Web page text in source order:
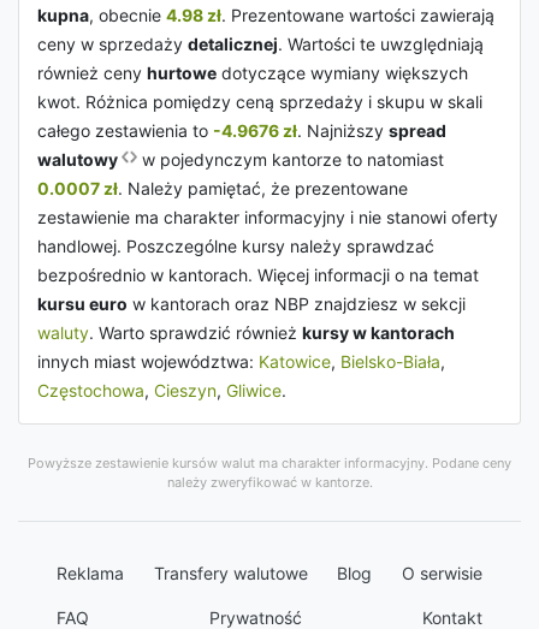
kupna, obecnie 4.98 zł. Prezentowane wartości zawierają
ceny w sprzedaży detalicznej. Wartości te uwzględniają
również ceny hurtowe dotyczące wymiany większych
kwot. Różnica pomiędzy ceną sprzedaży i skupu w skali
całego zestawienia to -4.9676 zł. Najniższy spread
walutowy
w pojedynczym kantorze to natomiast
0.0007 zł. Należy pamiętać, że prezentowane
zestawienie ma charakter informacyjny i nie stanowi oferty
handlowej. Poszczególne kursy należy sprawdzać
bezpośrednio w kantorach. Więcej informacji o na temat
kursu euro w kantorach oraz NBP znajdziesz w sekcji
waluty. Warto sprawdzić również kursy w kantorach
innych miast województwa: Katowice, Bielsko-Biała,
Częstochowa, Cieszyn, Gliwice.
Powyższe zestawienie kursów walut ma charakter informacyjny. Podane ceny
należy zweryfikować w kantorze.
Reklama Transfery walutowe Blog O serwisie
FAQ Prywatność Kontakt